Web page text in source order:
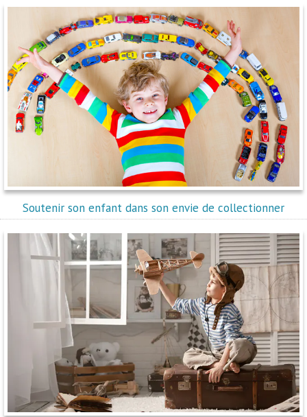
Soutenir son enfant dans son envie de collectionner